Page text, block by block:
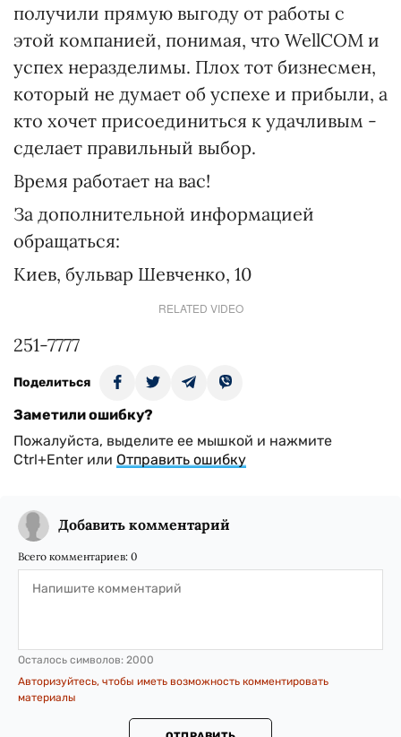
получили прямую выгоду от работы с
этой компанией, понимая, что WellCOM и
успех неразделимы. Плох тот бизнесмен,
который не думает об успехе и прибыли, а
кто хочет присоединиться к удачливым -
сделает правильный выбор.
Время работает на вас!
За дополнительной информацией
обращаться:
Киев, бульвар Шевченко, 10
RELATED VIDEO
251-7777
Поделиться
Заметили ошибку?
Пожалуйста, выделите ее мышкой и нажмите
Ctrl+Enter или Отправить ошибку
Добавить комментарий
Всего комментариев: 0
Осталось символов: 2000
Авторизуйтесь, чтобы иметь возможность комментировать
материалы